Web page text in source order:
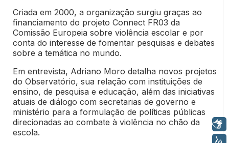
Criada em 2000, a organização surgiu graças ao
financiamento do projeto Connect FR03 da
Comissão Europeia sobre violência escolar e por
conta do interesse de fomentar pesquisas e debates
sobre a temática no mundo.
Em entrevista, Adriano Moro detalha novos projetos
do Observatório, sua relação com instituições de
ensino, de pesquisa e educação, além das iniciativas
atuais de diálogo com secretarias de governo e
ministério para a formulação de políticas públicas
direcionadas ao combate à violência no chão da
escola.
Libras